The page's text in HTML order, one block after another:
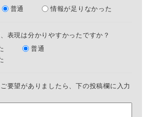
普通 情報が足りなかった
表現は分かりやすかったですか？
普通
要望がありましたら、下の投稿欄に入力